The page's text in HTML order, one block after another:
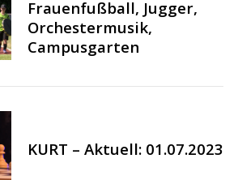
Frauenfußball, Jugger,
Orchestermusik,
Campusgarten
KURT – Aktuell: 01.07.2023